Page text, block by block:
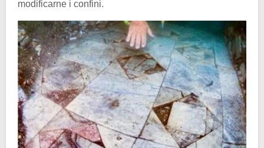
modificarne i confini.